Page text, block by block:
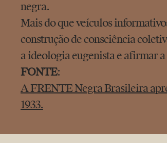
negra.
Mais do que veículos
construção de consciência
a ideologia eugenista e afirmar
FONTE:
A FRENTE Negra Brasileira
1933.